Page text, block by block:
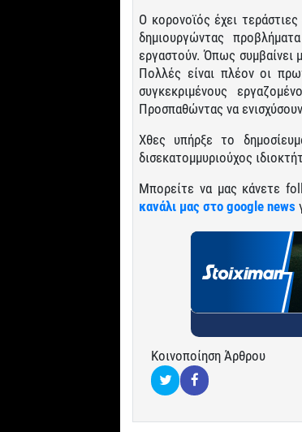
Ο κορονοϊός έχει
δημιουργώντας
εργαστούν. Όπως
Πολλές είναι πλέον οι
συγκεκριμένους
Προσπαθώντας να
Χθες υπήρξε το
δισεκατομμυριούχος
Μπορείτε να μας κάνετε
κανάλι μας στο google news
Κοινοποίηση Άρθρου